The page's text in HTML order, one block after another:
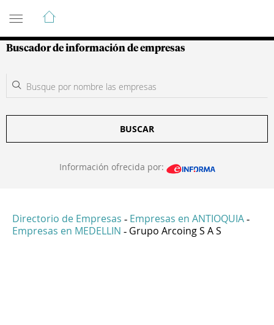
Guía de Empresas Colombianas
Buscador de información de empresas
BUSCAR
Información ofrecida por:
Directorio de Empresas - Empresas en ANTIOQUIA -
Empresas en MEDELLIN - Grupo Arcoing S A S